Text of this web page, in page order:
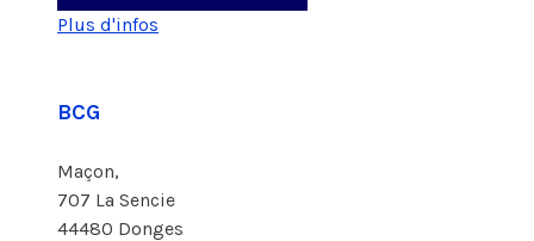
Plus d'infos
BCG
Maçon,
707 La Sencie
44480 Donges